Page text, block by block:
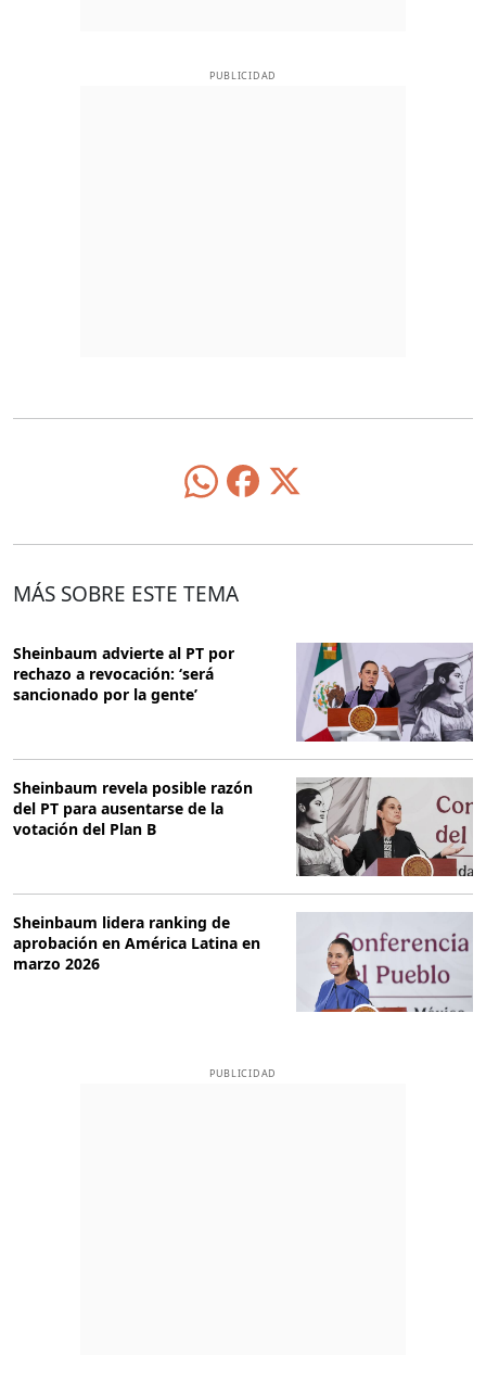
PUBLICIDAD
MÁS SOBRE ESTE TEMA
Sheinbaum advierte al PT por
rechazo a revocación: ‘será
sancionado por la gente’
Sheinbaum revela posible razón
del PT para ausentarse de la
votación del Plan B
Sheinbaum lidera ranking de
aprobación en América Latina en
marzo 2026
PUBLICIDAD